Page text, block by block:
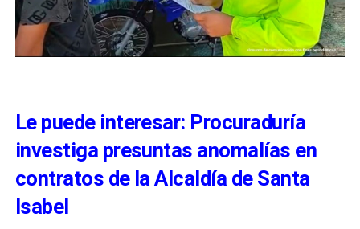
Le puede interesar: Procuraduría
investiga presuntas anomalías en
contratos de la Alcaldía de Santa
Isabel